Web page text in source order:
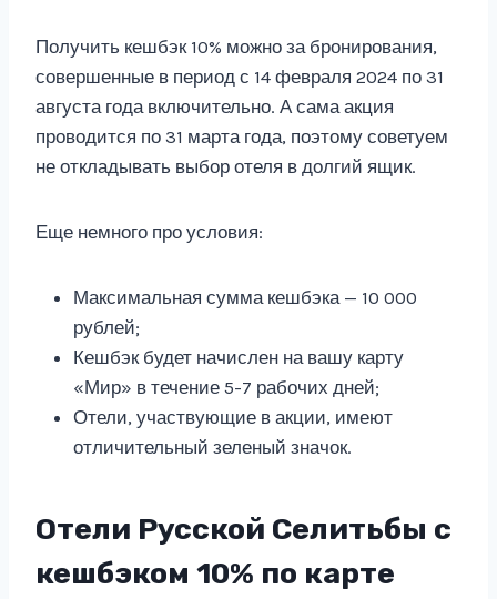
Получить кешбэк 10% можно за бронирования,
совершенные в период с 14 февраля 2024 по 31
августа года включительно. А сама акция
проводится по 31 марта года, поэтому советуем
не откладывать выбор отеля в долгий ящик.
Еще немного про условия:
Максимальная сумма кешбэка — 10 000
рублей;
Кешбэк будет начислен на вашу карту
«Мир» в течение 5-7 рабочих дней;
Отели, участвующие в акции, имеют
отличительный зеленый значок.
Отели Русской Селитьбы с
кешбэком 10% по карте